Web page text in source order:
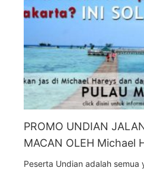
PROMO UNDIAN
MACAN OLEH Michael
Peserta Undian adalah